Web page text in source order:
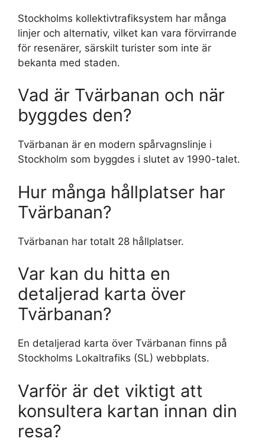
Stockholms kollektivtrafiksystem har många
linjer och alternativ, vilket kan vara förvirrande
för resenärer, särskilt turister som inte är
bekanta med staden.
Vad är Tvärbanan och när
byggdes den?
Tvärbanan är en modern spårvagnslinje i
Stockholm som byggdes i slutet av 1990-talet.
Hur många hållplatser har
Tvärbanan?
Tvärbanan har totalt 28 hållplatser.
Var kan du hitta en
detaljerad karta över
Tvärbanan?
En detaljerad karta över Tvärbanan finns på
Stockholms Lokaltrafiks (SL) webbplats.
Varför är det viktigt att
konsultera kartan innan din
resa?